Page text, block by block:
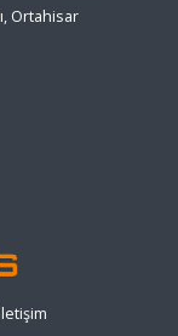
Ortahisar